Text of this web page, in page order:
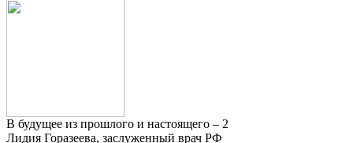
В будущее из прошлого и настоящего – 2
Лидия Горазеева, заслуженный врач РФ